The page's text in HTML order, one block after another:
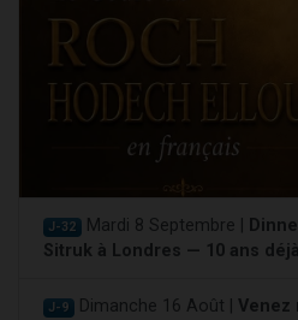
J-32 Mardi 8 Septembre |
Sitruk à Londres — 10 ans déjà
J-9 Dimanche 16 Août | Venez